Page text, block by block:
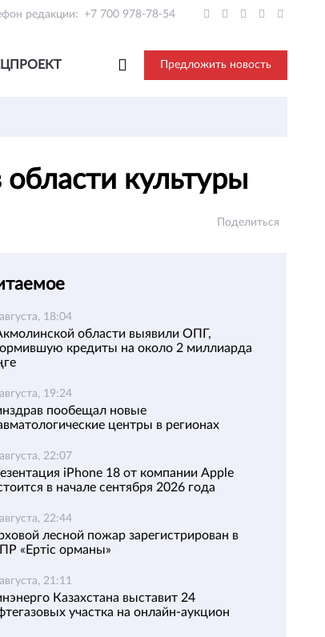
редакции: +7 700 978-78-54
Предложить новость
культуры
Поделиться
18:04
области выявили ОПГ,
кредиты на около 2 миллиарда
19:24
пообещал новые
центры в регионах
22:07
iPhone 18 от компании Apple
в начале сентября 2026 года
22:44
лесной пожар зарегистрирован в
«Ертіс орманы»
21:11
Казахстана выставит 24
участка на онлайн-аукцион